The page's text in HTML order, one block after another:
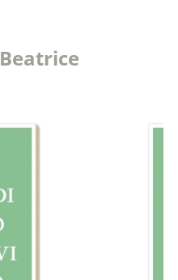
Beatrice